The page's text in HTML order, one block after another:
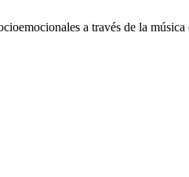
a través de la música